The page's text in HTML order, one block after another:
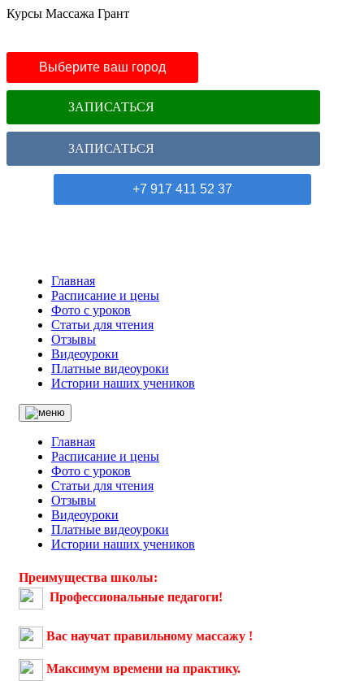
Курсы Массажа Грант
Выберите ваш город
ЗАПИСАТЬСЯ
ЗАПИСАТЬСЯ
+7 917 411 52 37
Главная
Расписание и цены
Фото с уроков
Статьи для чтения
Отзывы
Видеоуроки
Платные видеоуроки
Истории наших учеников
Главная
Расписание и цены
Фото с уроков
Статьи для чтения
Отзывы
Видеоуроки
Платные видеоуроки
Истории наших учеников
Преимущества школы:
Профессиональные педагоги!
Вас научат правильному массажу !
Максимум времени на практику.